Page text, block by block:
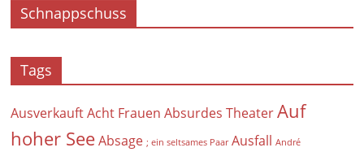
Schnappschuss
Tags
Ausverkauft Acht Frauen Absurdes Theater Auf
hoher See Absage ; ein seltsames Paar Ausfall André